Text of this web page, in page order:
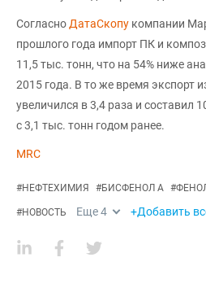
Согласно ДатаСкопу компании
прошлого года импорт ПК и
11,5 тыс. тонн, что на 54% ниже
2015 года. В то же время экспорт
увеличился в 3,4 раза и составил
с 3,1 тыс. тонн годом ранее.
MRC
#НЕФТЕХИМИЯ #БИСФЕНОЛ А #
#НОВОСТЬ Еще4 +Добавить